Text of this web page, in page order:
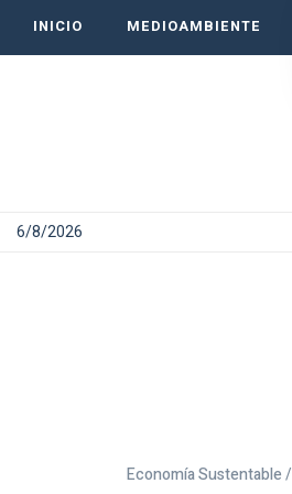
INICIO MEDIOAMBIENTE
6/8/2026
Economía Sustentable /